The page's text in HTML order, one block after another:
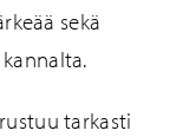
sekä
tarkasti